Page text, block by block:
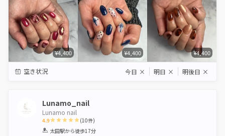
¥4,400 ¥4,400 ¥4,400
空き状況 今日 × 明日 × 明後日 ×
Lunamo_nail
Lunamo nail
4.9
1 2 3 4 5
(10件)
太田駅から徒歩17分